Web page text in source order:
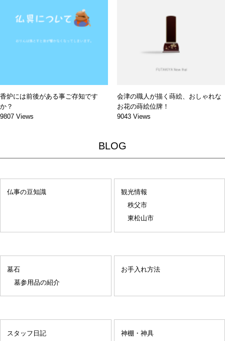
香炉には前後がある事ご存知です
か？
9807 Views
会津の職人が描く蒔絵、おしゃれな
お花の蒔絵位牌！
9043 Views
BLOG
仏事の豆知識
観光情報
秩父市
東松山市
墓石
墓参用品の紹介
お手入れ方法
スタッフ日記 神棚・神具